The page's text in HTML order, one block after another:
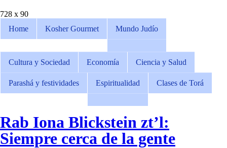
728 x 90
Home
Kosher Gourmet Mundo Judío
Cultura y Sociedad Economía Ciencia y Salud
Parashá y festividades Espiritualidad Clases de Torá
Rab Iona Blickstein zt’l:
Siempre cerca de la gente